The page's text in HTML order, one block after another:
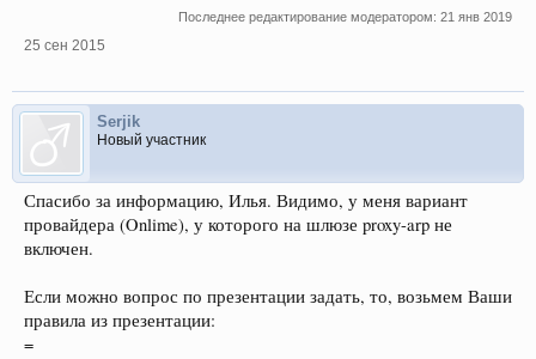
Последнее редактирование модератором: 21 янв 2019
25 сен 2015
Serjik
Новый участник
Спасибо за информацию, Илья. Видимо, у меня вариант
провайдера (Onlime), у которого на шлюзе proxy-arp не
включен.
Если можно вопрос по презентации задать, то, возьмем Ваши
правила из презентации:
=